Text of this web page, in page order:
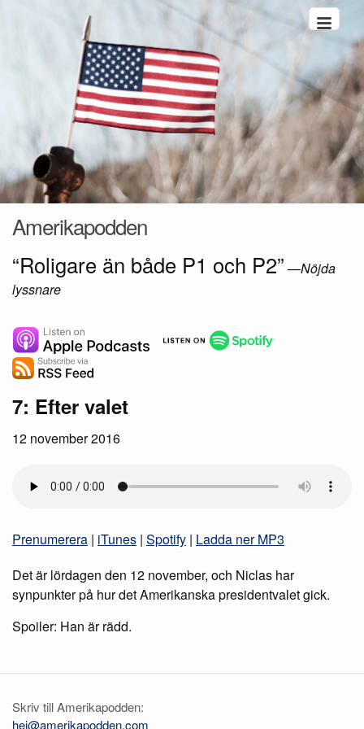
Amerikapodden
“Roligare än både P1 och P2” —Nöjda
lyssnare
7: Efter valet
12 november 2016
Prenumerera | iTunes | Spotify | Ladda ner MP3
Det är lördagen den 12 november, och Niclas har
synpunkter på hur det Amerikanska presidentvalet gick.
Spoiler: Han är rädd.
Skriv till Amerikapodden:
hej@amerikapodden.com